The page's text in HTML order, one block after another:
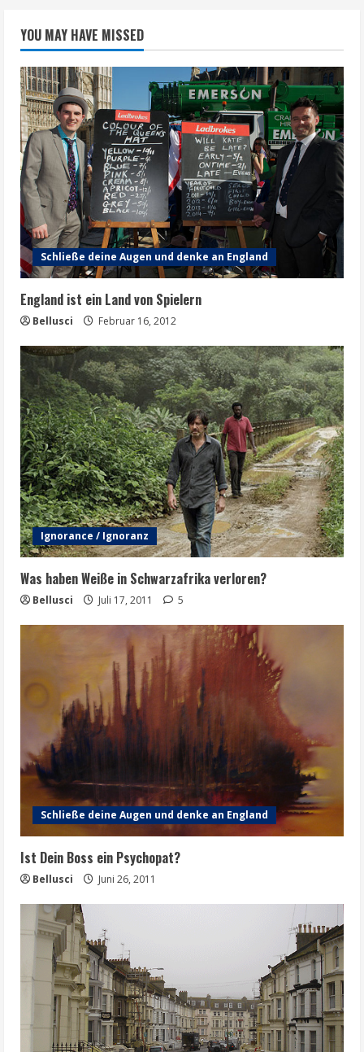
YOU MAY HAVE MISSED
Schließe deine Augen und denke an England
England ist ein Land von Spielern
Bellusci Februar 16, 2012
Ignorance / Ignoranz
Was haben Weiße in Schwarzafrika verloren?
Bellusci Juli 17, 2011 5
Schließe deine Augen und denke an England
Ist Dein Boss ein Psychopat?
Bellusci Juni 26, 2011